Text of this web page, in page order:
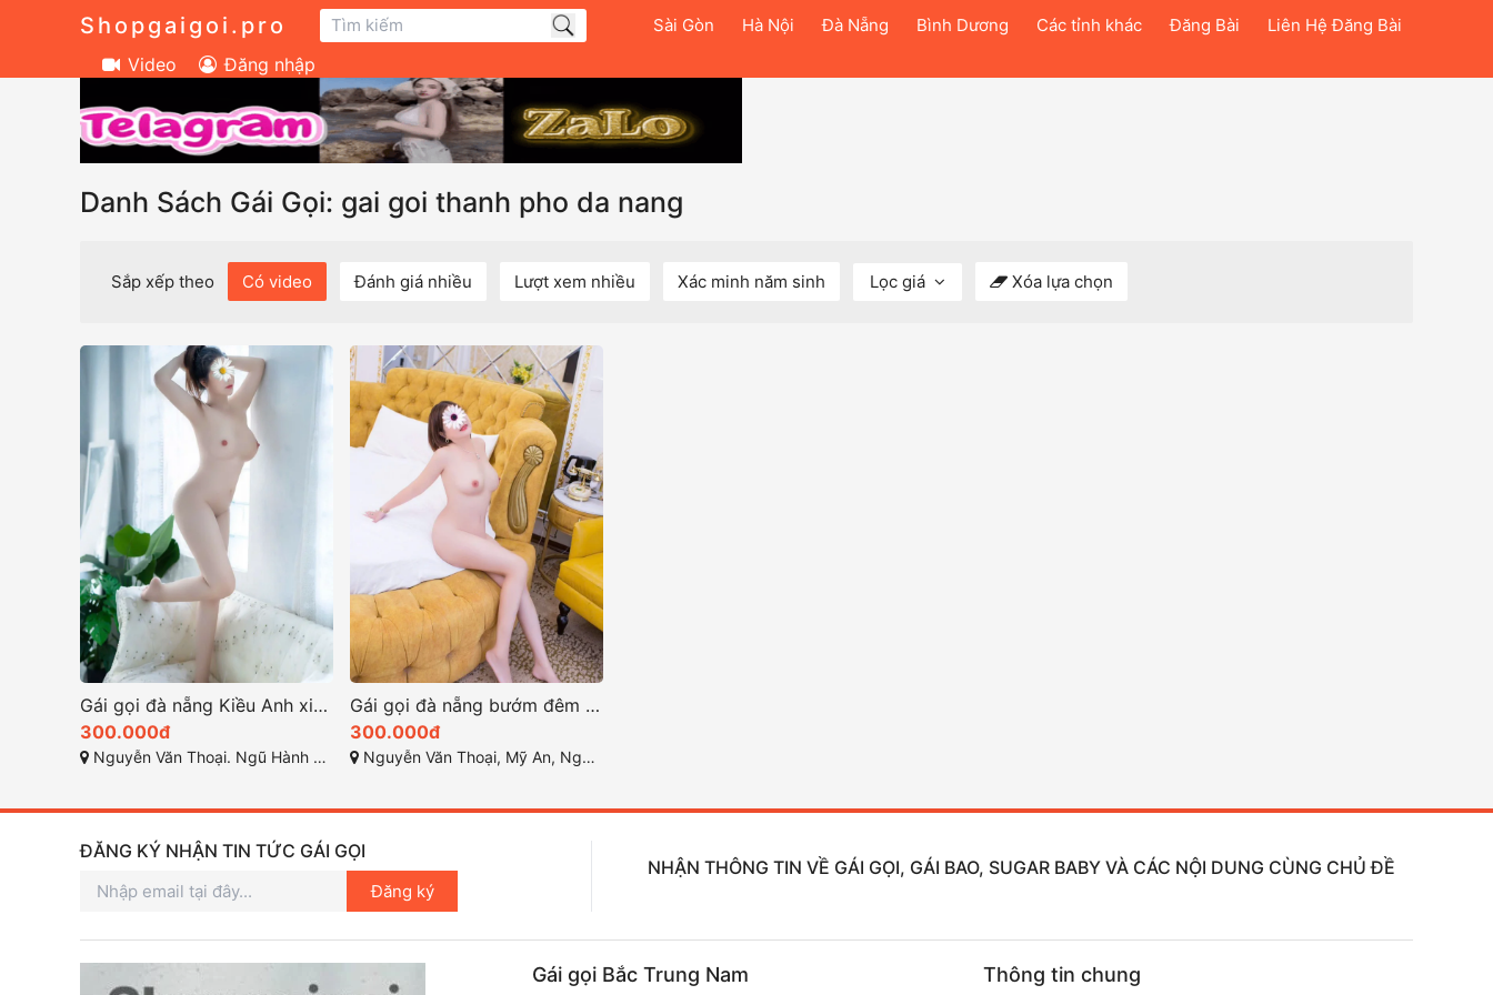
Shopgaigoi.pro Sài Gòn Hà Nội Đà Nẵng Bình Dương Các tỉnh khác Đăng Bài Liên Hệ Đăng Bài
Video Đăng nhập
Danh Sách Gái Gọi: gai goi thanh pho da nang
Sắp xếp theo Có video Đánh giá nhiều Lượt xem nhiều Xác minh năm sinh Lọc giá Xóa lựa chọn
Gái gọi đà nẵng Kiều Anh xinh ngoan làm tình chất
300.000đ
Nguyễn Văn Thoại. Ngũ Hành Sơn .Đà Nẵng
Gái gọi đà nẵng bướm đêm xinh đẹp
300.000đ
Nguyễn Văn Thoại, Mỹ An, Ngũ Hành Sơn, Đà Nẵng
ĐĂNG KÝ NHẬN TIN TỨC GÁI GỌI
Đăng ký
NHẬN THÔNG TIN VỀ GÁI GỌI, GÁI BAO, SUGAR BABY VÀ CÁC NỘI DUNG CÙNG CHỦ ĐỀ
Gái gọi Bắc Trung Nam Thông tin chung